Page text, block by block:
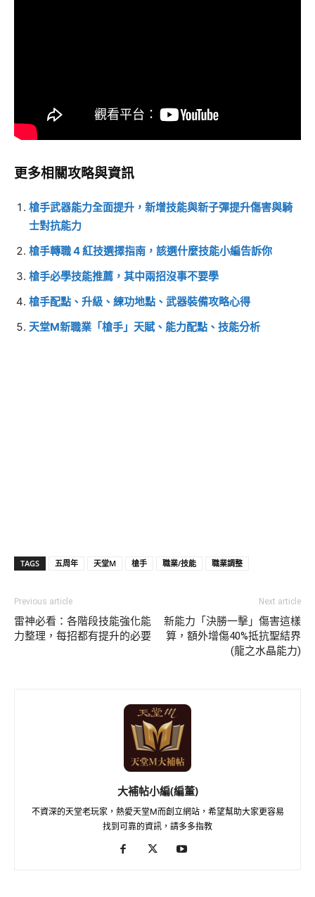
更多相關攻略與資訊
槍手武器能力全面提升，新增技能與新子彈提升傷害與騎
士對抗能力
槍手轉職 4 紅技選擇指南，該選什麼技能小編告訴你
槍手必學技能推薦，其中兩招沒事不要學
槍手配點、升級、練功地點、武器裝備攻略心得
天堂M新職業「槍手」天賦、能力配點、技能分析
TAGS 五周年 天堂M 槍手 職業/技能 職業調整
Previous article
雷神必看：各階段技能強化能
力整理，每招都有提升的必要
Next article
新能力「決勝一擊」傷害這樣
算，額外增傷40%抵抗聖結界
(龍之水晶能力)
大補帖小編(編董)
不資深的天堂老玩家，熱愛天堂M而創立網站，希望幫助大家更容易
找到可靠的資訊，請多多指教